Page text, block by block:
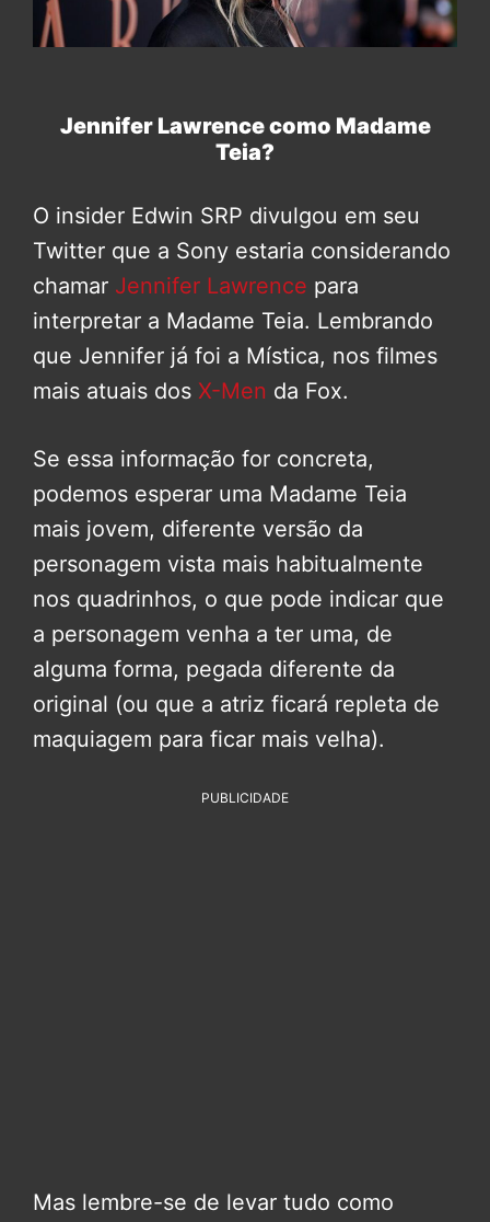
Jennifer Lawrence como Madame
Teia?
O insider Edwin SRP divulgou em seu
Twitter que a Sony estaria considerando
chamar Jennifer Lawrence para
interpretar a Madame Teia. Lembrando
que Jennifer já foi a Mística, nos filmes
mais atuais dos X-Men da Fox.
Se essa informação for concreta,
podemos esperar uma Madame Teia
mais jovem, diferente versão da
personagem vista mais habitualmente
nos quadrinhos, o que pode indicar que
a personagem venha a ter uma, de
alguma forma, pegada diferente da
original (ou que a atriz ficará repleta de
maquiagem para ficar mais velha).
PUBLICIDADE
Mas lembre-se de levar tudo como